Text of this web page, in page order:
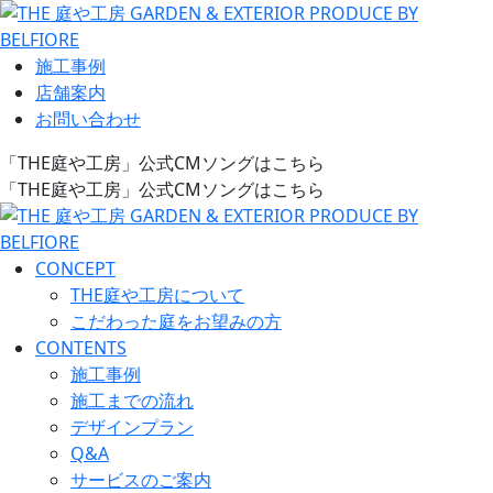
施工事例
店舗案内
お問い合わせ
「THE庭や工房」公式CMソングはこちら
「THE庭や工房」公式CMソングはこちら
CONCEPT
THE庭や工房について
こだわった庭をお望みの方
CONTENTS
施工事例
施工までの流れ
デザインプラン
Q&A
サービスのご案内